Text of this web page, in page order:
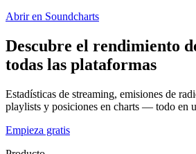
Abrir en Soundcharts
Descubre el rendimiento
todas las plataformas
Estadísticas de streaming, emisiones de
playlists y posiciones en charts — todo en
Empieza gratis